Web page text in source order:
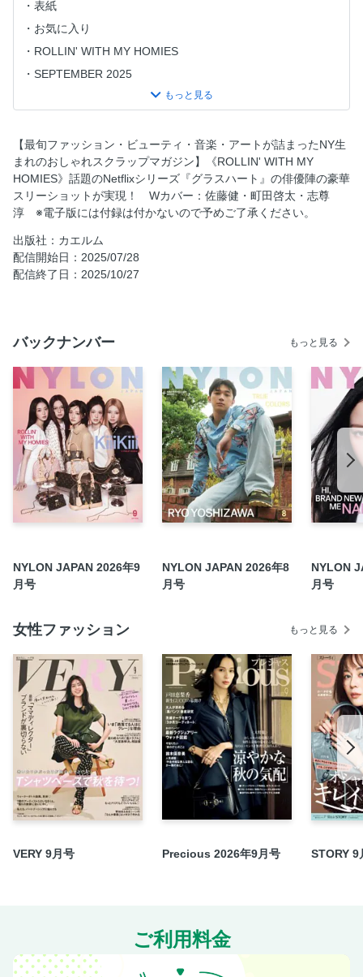
表紙
お気に入り
ROLLIN' WITH MY HOMIES
SEPTEMBER 2025
佐藤健・町田啓太・志尊淳が贈る 壊れものたちの愛に満ち
たアフターグロー
RIP SLYME がたむろう青春の秘密基地
灼熱の絆がフロンティアへ導く 荒野を駆けるONE N’ ONLY
というカウボーイたち
クリエイティヴな 5 組のリアル Homies が描く ストリート
の今とこれから
AD
シュワッと弾けるサマーデイズ
つながったままで、どこまでも KOMOREBI が鳴らすグッド
Staff List / Back Number
Back Cover
【最旬ファッション・ビューティ・音楽・アートが詰まったNY生
まれのおしゃれスクラップマガジン】《ROLLIN' WITH MY
HOMIES》話題のNetflixシリーズ『グラスハート』の俳優陣の豪華
スリーショットが実現！ Wカバー：佐藤健・町田啓太・志尊
淳 ※電子版には付録は付かないので予めご了承ください。
出版社：カエルム
配信開始日：2025/07/28
配信終了日：2025/10/27
バックナンバー もっと見る
NYLON JAPAN 2026年9
月号
NYLON JAPAN 2026年8
月号
NYLON
月号
女性ファッション もっと見る
VERY 9月号 Precious 2026年9月号 STORY 9
ご利用料金